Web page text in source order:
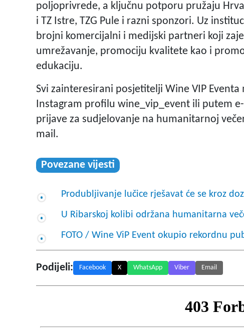
poljoprivrede, a ključnu potporu pružaju
i TZ Istre, TZG Pule i razni sponzori. Uz
brojni komercijalni i medijski partneri koji
umrežavanje, promociju kvalitete kao i
edukaciju.
Svi zainteresirani posjetitelji Wine VIP
Instagram profilu wine_vip_event ili putem
prijave za sudjelovanje na humanitarnoj
mail.
Povezane vijesti
Produbljivanje lučice rješavat će se kroz
U Ribarskoj kolibi održana humanitarna
FOTO / Wine ViP Event okupio rekordnu
Podijeli: Facebook X WhatsApp Viber Email